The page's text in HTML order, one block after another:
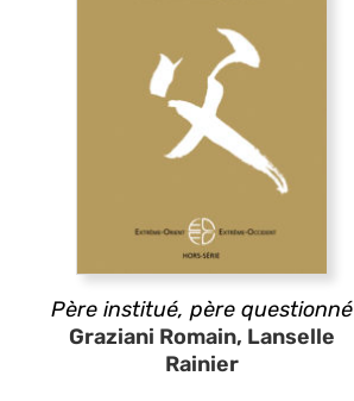
Père institué, père questionné
Graziani Romain, Lanselle
Rainier